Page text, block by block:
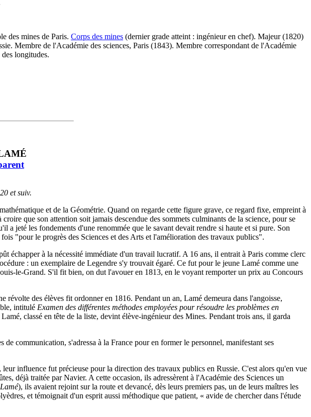
des mines de Paris. Corps des mines (dernier grade atteint : ingénieur en chef). Majeur (1820)
Membre de l'Académie des sciences, Paris (1843). Membre correspondant de l'Académie
longitudes.
et suiv.
et de la Géométrie. Quand on regarde cette figure grave, ce regard fixe, empreint à
que son attention soit jamais descendue des sommets culminants de la science, pour se
a jeté les fondements d'une renommée que le savant devait rendre si haute et si pure. Son
"pour le progrès des Sciences et des Arts et l'amélioration des travaux publics".
à la nécessité immédiate d'un travail lucratif. A 16 ans, il entrait à Paris comme clerc
: un exemplaire de Legendre s'y trouvait égaré. Ce fut pour le jeune Lamé comme une
le-Grand. S'il fit bien, on dut l'avouer en 1813, en le voyant remporter un prix au Concours
des élèves fit ordonner en 1816. Pendant un an, Lamé demeura dans l'angoisse,
intitulé Examen des différentes méthodes employées pour résoudre les problèmes en
classé en tête de la liste, devint élève-ingénieur des Mines. Pendant trois ans, il garda
communication, s'adressa à la France pour en former le personnel, manifestant ses
influence fut précieuse pour la direction des travaux publics en Russie. C'est alors qu'en vue
déjà traitée par Navier. A cette occasion, ils adressèrent à l'Académie des Sciences un
), ils avaient rejoint sur la route et devancé, dès leurs premiers pas, un de leurs maîtres les
et témoignait d'un esprit aussi méthodique que patient, « avide de chercher dans l'étude